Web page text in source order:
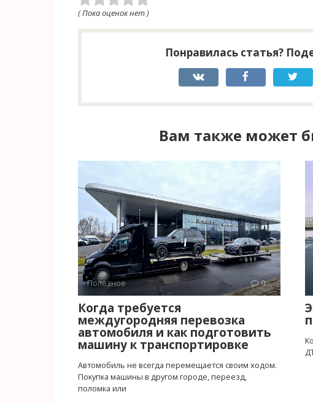
( Пока оценок нет )
Понравилась статья?
Вам также может
Полезное 0
Когда требуется
междугородняя перевозка
автомобиля и как подготовить
машину к транспортировке
Автомобиль не всегда перемещается своим ходом.
Покупка машины в другом городе, переезд,
поломка или